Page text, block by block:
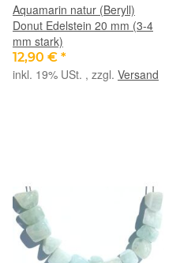
Aquamarin natur (Beryll)
Donut Edelstein 20 mm (3-4
mm stark)
12,90 € *
inkl. 19% USt. , zzgl. Versand